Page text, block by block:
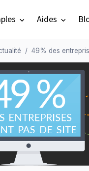
Aides
49% des